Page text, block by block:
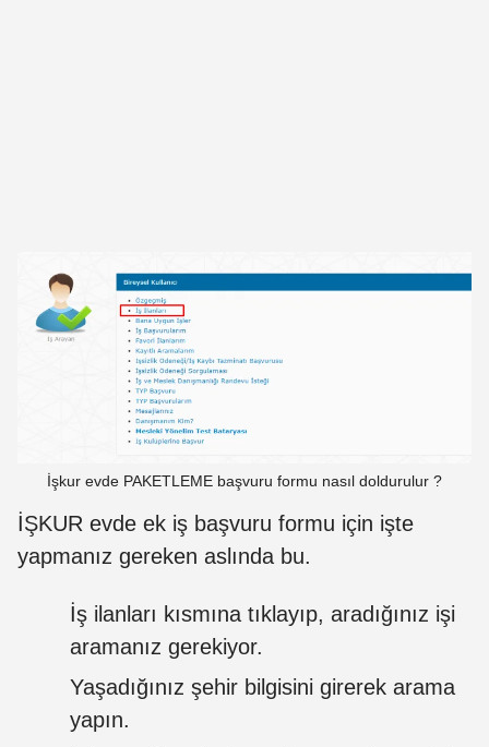
İşkur evde PAKETLEME başvuru formu nasıl doldurulur ?
İŞKUR evde ek iş başvuru formu için işte
yapmanız gereken aslında bu.
İş ilanları kısmına tıklayıp, aradığınız işi
aramanız gerekiyor.
Yaşadığınız şehir bilgisini girerek arama
yapın.